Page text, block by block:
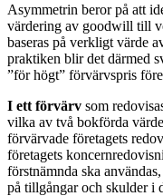
Asymmetrin beror på att
värdering av goodwill till
baseras på verkligt värde
praktiken blir det därmed
”för högt” förvärvspris
I ett förvärv som
vilka av två bokförda
förvärvade företagets
företagets
förstnämnda ska
på tillgångar och skulder i